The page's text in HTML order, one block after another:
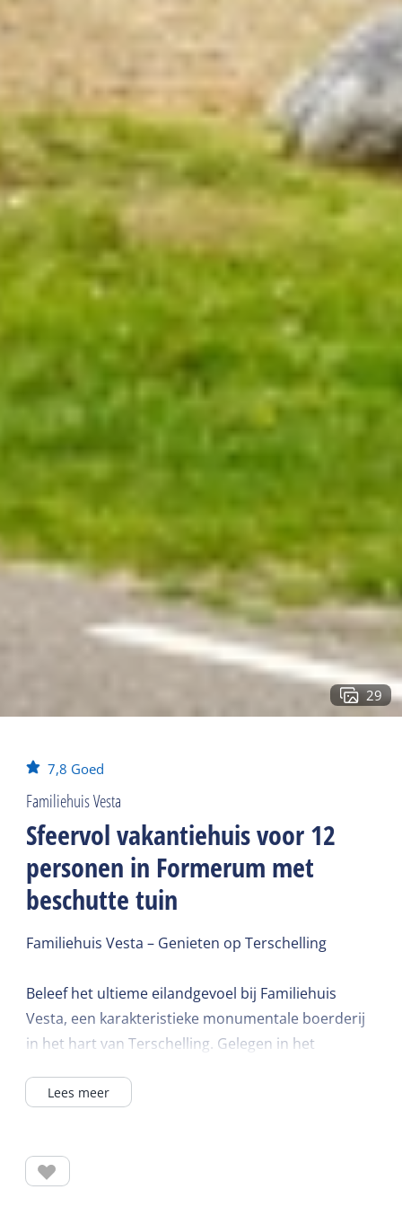
29
7,8 Goed
Familiehuis Vesta
Sfeervol vakantiehuis voor 12
personen in Formerum met
beschutte tuin
Familiehuis Vesta – Genieten op Terschelling
Beleef het ultieme eilandgevoel bij Familiehuis
Vesta, een karakteristieke monumentale boerderij
in het hart van Terschelling. Gelegen in het
accommodatie de perfecte uitvalsbasis voor een
Omringd door rust en natuur beschikt Vesta over
Lees meer